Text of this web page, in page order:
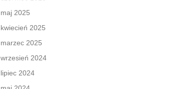
maj 2025
kwiecień 2025
marzec 2025
wrzesień 2024
lipiec 2024